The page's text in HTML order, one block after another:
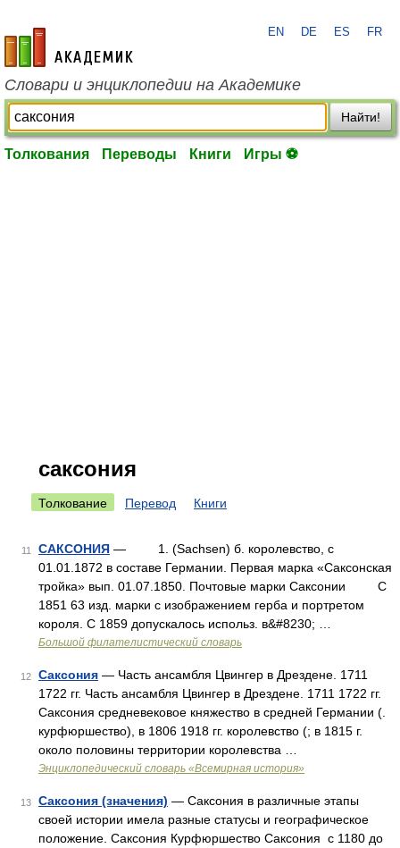
academic.ru
EN DE ES FR
Словари и энциклопедии на Академике
Найти!
Толкования Переводы Книги Игры ⚽
саксония
Толкование Перевод Книги
11 САКСОНИЯ — 1. (Sachsen) б. королевство, с
01.01.1872 в составе Германии. Первая марка «Саксонская
тройка» вып. 01.07.1850. Почтовые марки Саксонии С
1851 63 изд. марки с изображением герба и портретом
короля. С 1859 допускалось использ. в&#8230; …
Большой филателистический словарь
12 Саксония — Часть ансамбля Цвингер в Дрездене. 1711
1722 гг. Часть ансамбля Цвингер в Дрездене. 1711 1722 гг.
Саксония средневековое княжество в средней Германии (.
курфюршество), в 1806 1918 гг. королевство (; в 1815 г.
около половины территории королевства …
Энциклопедический словарь «Всемирная история»
13 Саксония (значения) — Саксония в различные этапы
своей истории имела разные статусы и географическое
положение. Саксония Курфюршество Саксония с 1180 до